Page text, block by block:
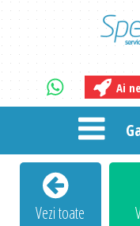
Ai
Vezi toate